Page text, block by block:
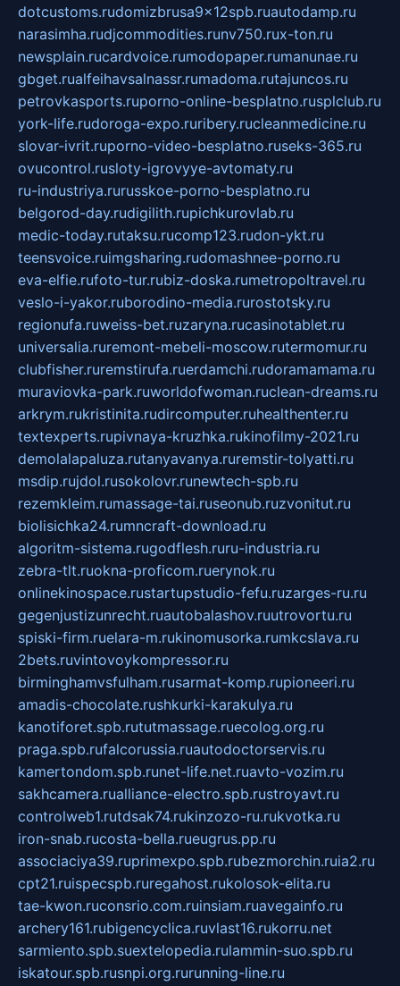
dotcustoms.rudomizbrusa9x12spb.ruautodamp.ru
narasimha.rudjcommodities.runv750.rux-ton.ru
newsplain.rucardvoice.rumodopaper.rumanunae.ru
gbget.rualfeihavsalnassr.rumadoma.rutajuncos.ru
petrovkasports.ruporno-online-besplatno.rusplclub.ru
york-life.rudoroga-expo.ruribery.rucleanmedicine.ru
slovar-ivrit.ruporno-video-besplatno.ruseks-365.ru
ovucontrol.rusloty-igrovyye-avtomaty.ru
ru-industriya.rurusskoe-porno-besplatno.ru
belgorod-day.rudigilith.rupichkurovlab.ru
medic-today.rutaksu.rucomp123.rudon-ykt.ru
teensvoice.ruimgsharing.rudomashnee-porno.ru
eva-elfie.rufoto-tur.rubiz-doska.rumetropoltravel.ru
veslo-i-yakor.ruborodino-media.rurostotsky.ru
regionufa.ruweiss-bet.ruzaryna.rucasinotablet.ru
universalia.ruremont-mebeli-moscow.rutermomur.ru
clubfisher.ruremstirufa.ruerdamchi.rudoramamama.ru
muraviovka-park.ruworldofwoman.ruclean-dreams.ru
arkrym.rukristinita.rudircomputer.ruhealthenter.ru
textexperts.rupivnaya-kruzhka.rukinofilmy-2021.ru
demolalapaluza.rutanyavanya.ruremstir-tolyatti.ru
msdip.rujdol.rusokolovr.runewtech-spb.ru
rezemkleim.rumassage-tai.ruseonub.ruzvonitut.ru
biolisichka24.rumncraft-download.ru
algoritm-sistema.rugodflesh.ruru-industria.ru
zebra-tlt.ruokna-proficom.ruerynok.ru
onlinekinospace.rustartupstudio-fefu.ruzarges-ru.ru
gegenjustizunrecht.ruautobalashov.ruutrovortu.ru
spiski-firm.ruelara-m.rukinomusorka.rumkcslava.ru
2bets.ruvintovoykompressor.ru
birminghamvsfulham.rusarmat-komp.rupioneeri.ru
amadis-chocolate.rushkurki-karakulya.ru
kanotiforet.spb.rututmassage.ruecolog.org.ru
praga.spb.rufalcorussia.ruautodoctorservis.ru
kamertondom.spb.runet-life.net.ruavto-vozim.ru
sakhcamera.rualliance-electro.spb.rustroyavt.ru
controlweb1.rutdsak74.rukinzozo-ru.rukvotka.ru
iron-snab.rucosta-bella.rueugrus.pp.ru
associaciya39.ruprimexpo.spb.rubezmorchin.ruia2.ru
cpt21.ruispecspb.ruregahost.rukolosok-elita.ru
tae-kwon.ruconsrio.com.ruinsiam.ruavegainfo.ru
archery161.rubigencyclica.ruvlast16.rukorru.net
sarmiento.spb.suextelopedia.rulammin-suo.spb.ru
iskatour.spb.rusnpi.org.rurunning-line.ru